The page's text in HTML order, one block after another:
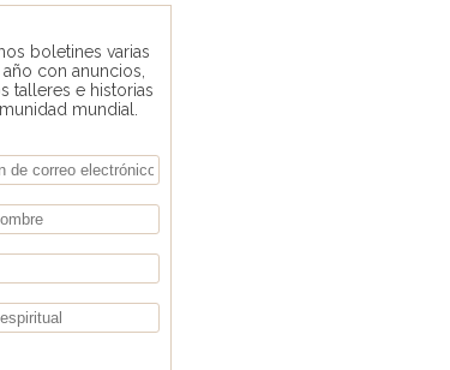
boletines varias
con anuncios,
talleres e historias
mundial.